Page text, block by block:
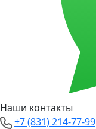
Наши контакты
+7 (831) 214-77-99